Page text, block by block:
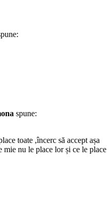
spune:
toate ,încerc să accept așa
nu le place lor și ce le place